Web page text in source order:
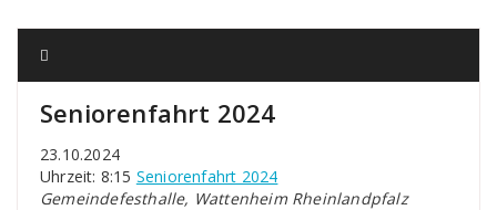
Seniorenfahrt 2024
23.10.2024
Uhrzeit: 8:15 Seniorenfahrt 2024
Gemeindefesthalle, Wattenheim Rheinlandpfalz